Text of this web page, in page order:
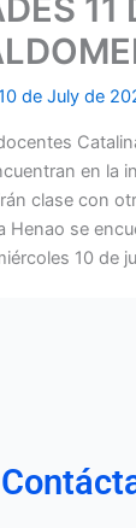
11
de July de
en la
clase con
Henao se
10 de